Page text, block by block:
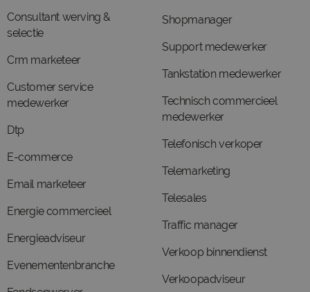
Consultant werving &
selectie
Crm marketeer
Customer service
medewerker
Dtp
E-commerce
Email marketeer
Energie commercieel
Energieadviseur
Evenementenbranche
Shopmanager
Support medewerker
Tankstation medewerker
Technisch commercieel
medewerker
Telefonisch verkoper
Telemarketing
Telesales
Traffic manager
Verkoop binnendienst
Verkoopadviseur